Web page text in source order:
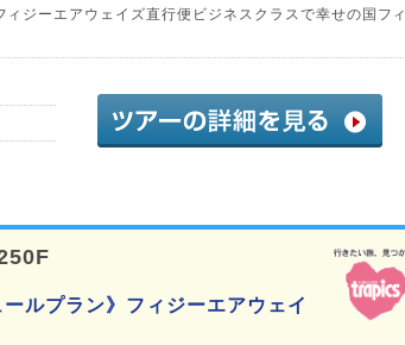
ィジーエアウェイズ直行便ビジネスクラスで幸せの国フィ
ルプラン》フィジーエアウェイ